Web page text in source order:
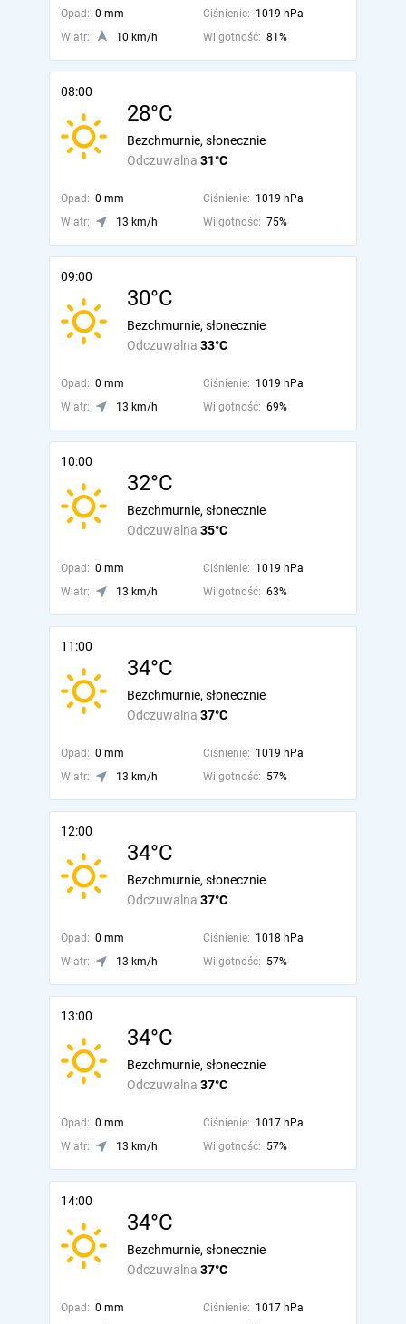
Opad: 0 mm Ciśnienie: 1019 hPa
Wiatr:
10 km/h Wilgotność: 81%
08:00
28°C
Odczuwalna 31°C
Bezchmurnie, słonecznie
Opad: 0 mm Ciśnienie: 1019 hPa
Wiatr:
13 km/h Wilgotność: 75%
09:00
30°C
Odczuwalna 33°C
Bezchmurnie, słonecznie
Opad: 0 mm Ciśnienie: 1019 hPa
Wiatr:
13 km/h Wilgotność: 69%
10:00
32°C
Odczuwalna 35°C
Bezchmurnie, słonecznie
Opad: 0 mm Ciśnienie: 1019 hPa
Wiatr:
13 km/h Wilgotność: 63%
11:00
34°C
Odczuwalna 37°C
Bezchmurnie, słonecznie
Opad: 0 mm Ciśnienie: 1019 hPa
Wiatr:
13 km/h Wilgotność: 57%
12:00
34°C
Odczuwalna 37°C
Bezchmurnie, słonecznie
Opad: 0 mm Ciśnienie: 1018 hPa
Wiatr:
13 km/h Wilgotność: 57%
13:00
34°C
Odczuwalna 37°C
Bezchmurnie, słonecznie
Opad: 0 mm Ciśnienie: 1017 hPa
Wiatr:
13 km/h Wilgotność: 57%
14:00
34°C
Odczuwalna 37°C
Bezchmurnie, słonecznie
Opad: 0 mm Ciśnienie: 1017 hPa